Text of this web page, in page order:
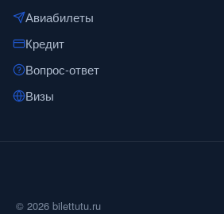
Авиабилеты
Кредит
Вопрос-ответ
Визы
© 2026 bilettutu.ru